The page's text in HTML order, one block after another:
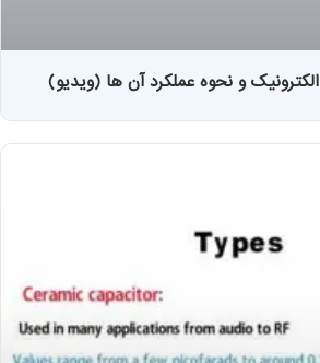
و نحوه عملکرد آن ها (ویدیو)